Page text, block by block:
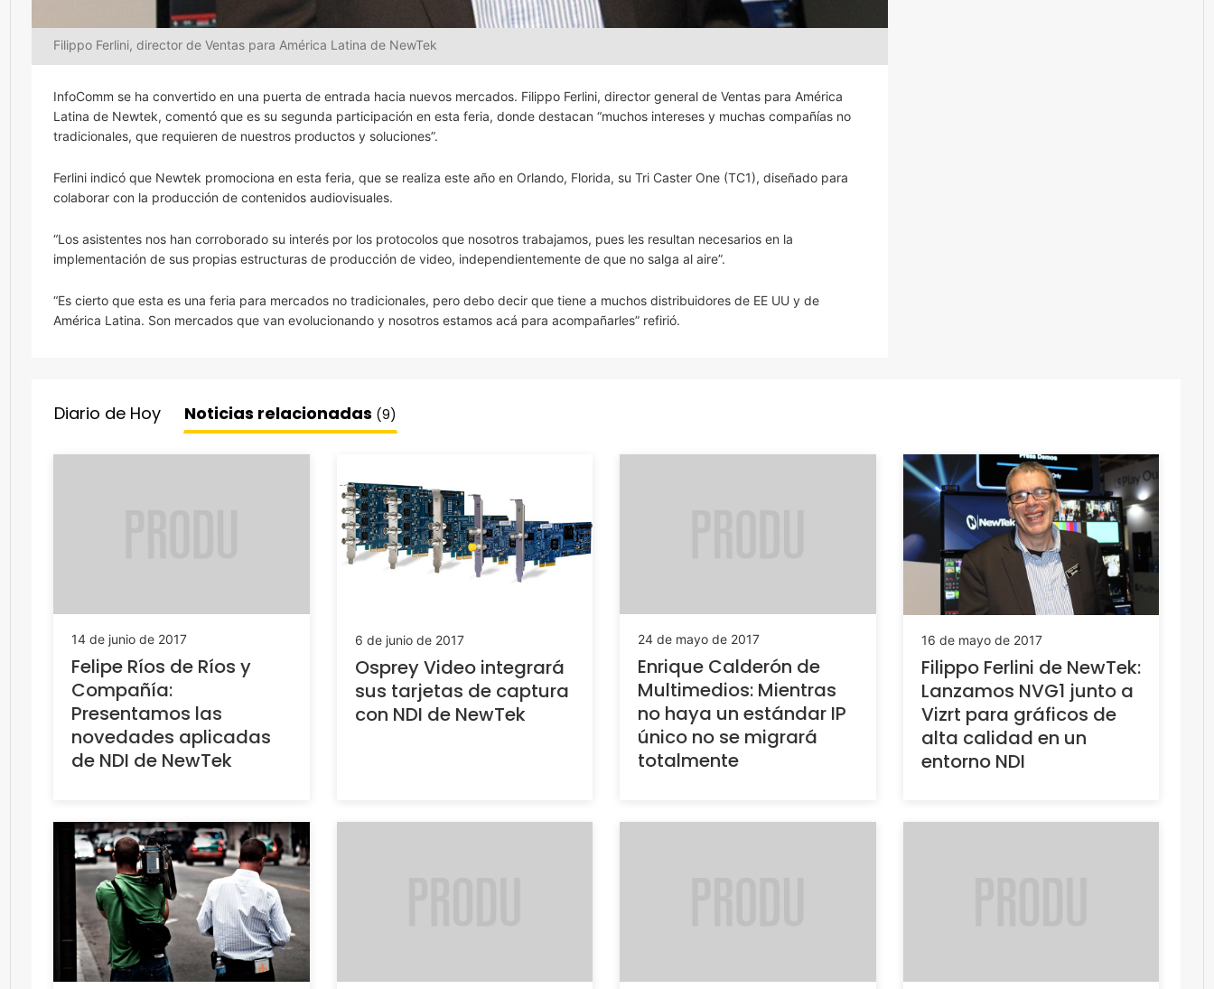
Filippo Ferlini, director de Ventas para América Latina de NewTek
InfoComm se ha convertido en una puerta de entrada hacia nuevos mercados. Filippo Ferlini, director general de Ventas para América
Latina de Newtek, comentó que es su segunda participación en esta feria, donde destacan “muchos intereses y muchas compañías no
tradicionales, que requieren de nuestros productos y soluciones”.
Ferlini indicó que Newtek promociona en esta feria, que se realiza este año en Orlando, Florida, su Tri Caster One (TC1), diseñado para
colaborar con la producción de contenidos audiovisuales.
“Los asistentes nos han corroborado su interés por los protocolos que nosotros trabajamos, pues les resultan necesarios en la
implementación de sus propias estructuras de producción de video, independientemente de que no salga al aire”.
“Es cierto que esta es una feria para mercados no tradicionales, pero debo decir que tiene a muchos distribuidores de EE UU y de
América Latina. Son mercados que van evolucionando y nosotros estamos acá para acompañarles” refirió.
Diario de Hoy Noticias relacionadas (9)
14 de junio de 2017
Felipe Ríos de Ríos y
Compañía:
Presentamos las
novedades aplicadas
de NDI de NewTek
6 de junio de 2017
Osprey Video integrará
sus tarjetas de captura
con NDI de NewTek
24 de mayo de 2017
Enrique Calderón de
Multimedios: Mientras
no haya un estándar IP
único no se migrará
totalmente
16 de mayo de 2017
Filippo Ferlini de NewTek:
Lanzamos NVG1 junto a
Vizrt para gráficos de
alta calidad en un
entorno NDI